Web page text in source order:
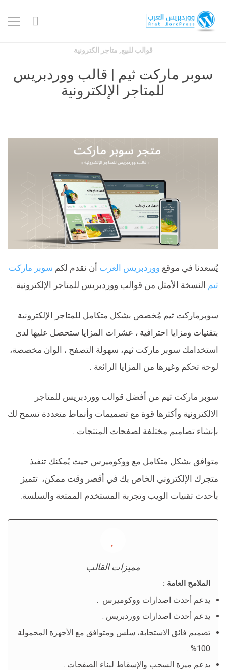
قوالب للبيع, متاجر الكترونية
سوبر ماركت ثيم | قالب ووردبريس
للمتاجر الإلكترونية
يُسعدنا في موقع ووردبريس العرب أن نقدم لكم سوبر ماركت
ثيم النسخة الأمثل من قوالب ووردبريس للمتاجر الإلكترونية .
سوبرماركت ثيم مُخصص بشكل متكامل للمتاجر الإلكترونية
بتقنيات ومزايا احترافية ، عشرات المزايا ستحصل عليها لدى
استخدامك سوبر ماركت ثيم، سهولة التصفح ، الوان مخصصة،
لوحة تحكم وغيرها من المزايا الرائعة .
سوبر ماركت ثيم من أفضل قوالب ووردبريس للمتاجر
الالكترونية وأكثرها قوة مع تصميمات وأنماط متعددة تسمح لك
بإنشاء تصاميم مختلفة لصفحات المنتجات .
متوافق بشكل متكامل مع ووكوميرس حيث يُمكنك تنفيذ
متجرك الإلكتروني الخاص بك في أقصر وقت ممكن، تتميز
بأحدث تقنيات الويب وتجربة المستخدم الممتعة والسلسة.
مميزات القالب
الملامح العامة :
يدعم أحدث اصدارات ووكوميرس .
يدعم أحدث اصدارات ووردبريس .
تصميم فائق الاستجابة، سلس ومتوافق مع الأجهزة المحمولة
100% .
يدعم ميزة السحب والإسقاط لبناء الصفحات .